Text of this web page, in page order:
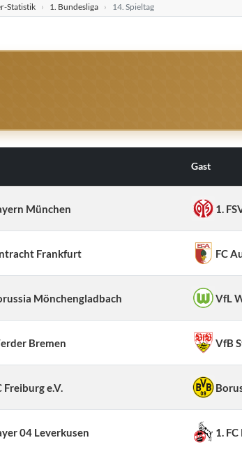
Statistik 1. Bundesliga 14. Spieltag
Gast
München 1.
Frankfurt FC
Mönchengladbach VfL
Bremen VfB
Freiburg e.V.
04 Leverkusen 1.